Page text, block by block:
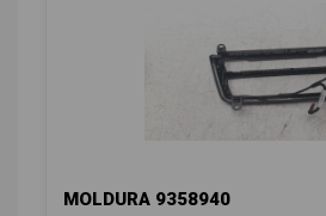
MOLDURA 9358940